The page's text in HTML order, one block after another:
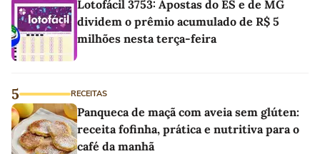
Lotofácil 3753: Apostas do ES e de MG
dividem o prêmio acumulado de R$ 5
milhões nesta terça-feira
5 RECEITAS
Panqueca de maçã com aveia sem glúten:
receita fofinha, prática e nutritiva para o
café da manhã